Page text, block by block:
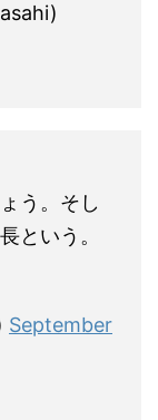
う。そし
という。
September